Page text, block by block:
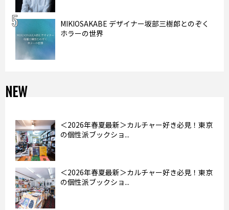
MIKIOSAKABE デザイナー坂部三樹郎とのぞく
ホラーの世界
NEW
＜2026年春夏最新＞カルチャー好き必見！東京
の個性派ブックショ...
＜2026年春夏最新＞カルチャー好き必見！東京
の個性派ブックショ...